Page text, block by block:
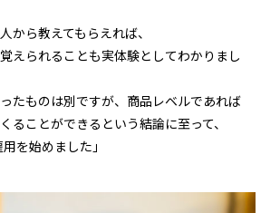
から教えてもらえれば、
えられることも実体験としてわかりまし
たものは別ですが、商品レベルであれば
ることができるという結論に至って、
を始めました」